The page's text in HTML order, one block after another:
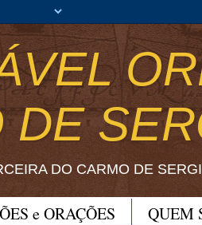
DE
DO CARMO DE
e ORAÇÕES QUEM